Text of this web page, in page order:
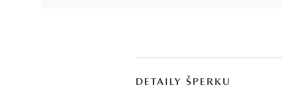
DETAILY ŠPERKU